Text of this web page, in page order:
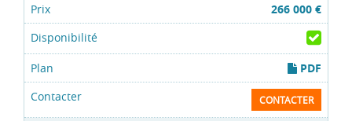
266 000 €
PDF
CONTACTER